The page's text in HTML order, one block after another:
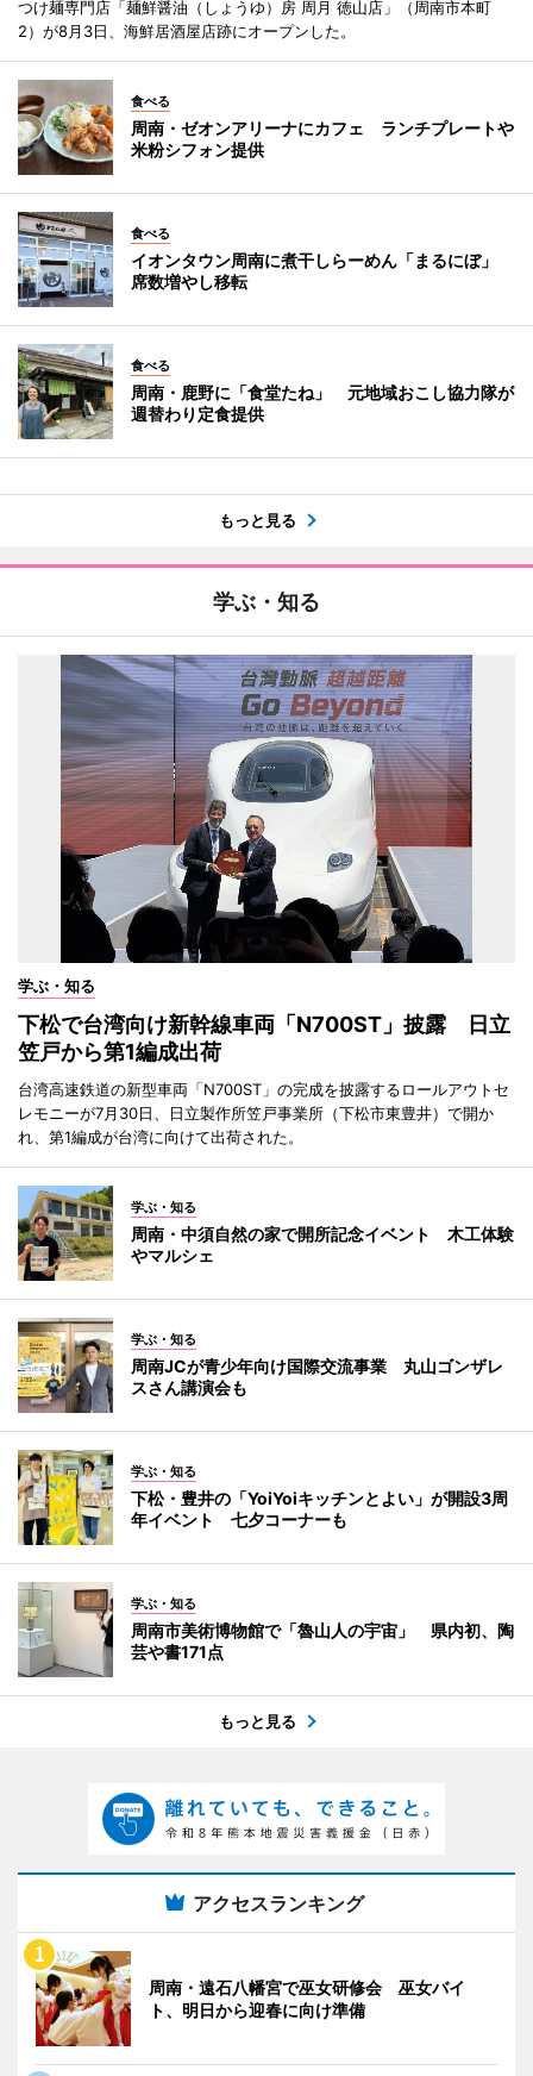
つけ麺専門店「麺鮮醤油（しょうゆ）房 周月 徳山店」（周南市本町
2）が8月3日、海鮮居酒屋店跡にオープンした。
食べる
周南・ゼオンアリーナにカフェ ランチプレートや
米粉シフォン提供
食べる
イオンタウン周南に煮干しらーめん「まるにぼ」
席数増やし移転
食べる
周南・鹿野に「食堂たね」 元地域おこし協力隊が
週替わり定食提供
もっと見る
学ぶ・知る
学ぶ・知る
下松で台湾向け新幹線車両「N700ST」披露 日立
笠戸から第1編成出荷
台湾高速鉄道の新型車両「N700ST」の完成を披露するロールアウトセ
レモニーが7月30日、日立製作所笠戸事業所（下松市東豊井）で開か
れ、第1編成が台湾に向けて出荷された。
学ぶ・知る
周南・中須自然の家で開所記念イベント 木工体験
やマルシェ
学ぶ・知る
周南JCが青少年向け国際交流事業 丸山ゴンザレ
スさん講演会も
学ぶ・知る
下松・豊井の「YoiYoiキッチンとよい」が開設3周
年イベント 七夕コーナーも
学ぶ・知る
周南市美術博物館で「魯山人の宇宙」 県内初、陶
芸や書171点
もっと見る
アクセスランキング
周南・遠石八幡宮で巫女研修会 巫女バイ
ト、明日から迎春に向け準備